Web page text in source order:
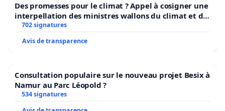
Des promesses pour le climat ? Appel à cosigner une
interpellation des ministres wallons du climat et de
l’environnement.
702 signatures
Avis de transparence
Consultation populaire sur le nouveau projet Besix à
Namur au Parc Léopold ?
534 signatures